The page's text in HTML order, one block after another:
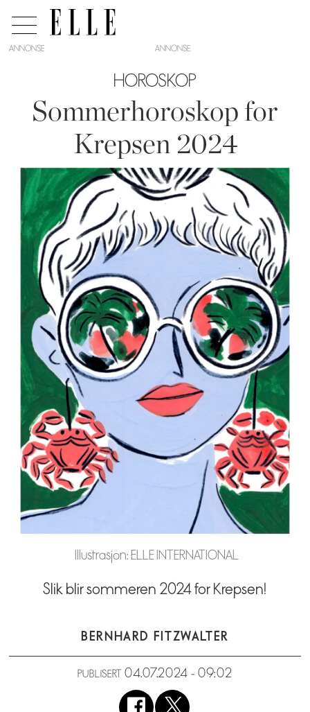
ANNONSE
HOROSKOP
Sommerhoroskop for
Krepsen 2024
Illustrasjon: ELLE INTERNATIONAL
Slik blir sommeren 2024 for Krepsen!
BERNHARD FITZWALTER
PUBLISERT 04.07.2024 - 09:02